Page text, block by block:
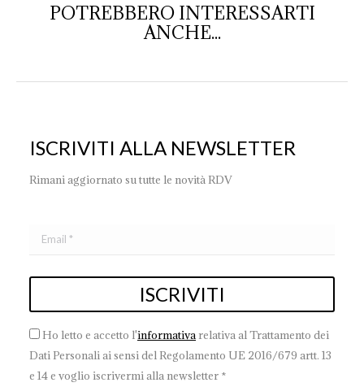
POTREBBERO INTERESSARTI
ANCHE...
ISCRIVITI ALLA NEWSLETTER
Rimani aggiornato su tutte le novità RDV
Ho letto e accetto l'informativa relativa al Trattamento dei
Dati Personali ai sensi del Regolamento UE 2016/679 artt. 13
e 14 e voglio iscrivermi alla newsletter *